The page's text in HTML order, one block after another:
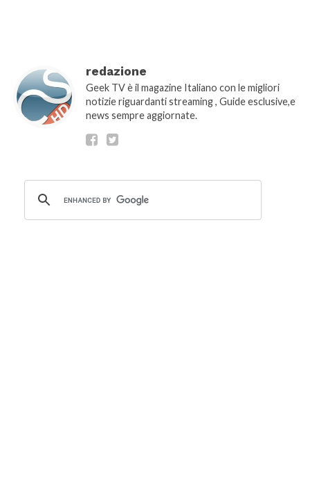
redazione
Geek TV è il magazine Italiano con le migliori
notizie riguardanti streaming , Guide esclusive,e
news sempre aggiornate.